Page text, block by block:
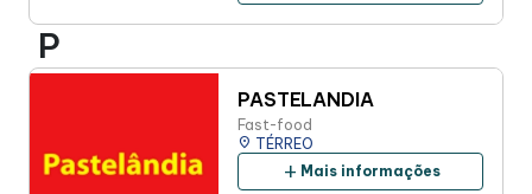
P
PASTELANDIA
Fast-food
place TÉRREO
add Mais informações